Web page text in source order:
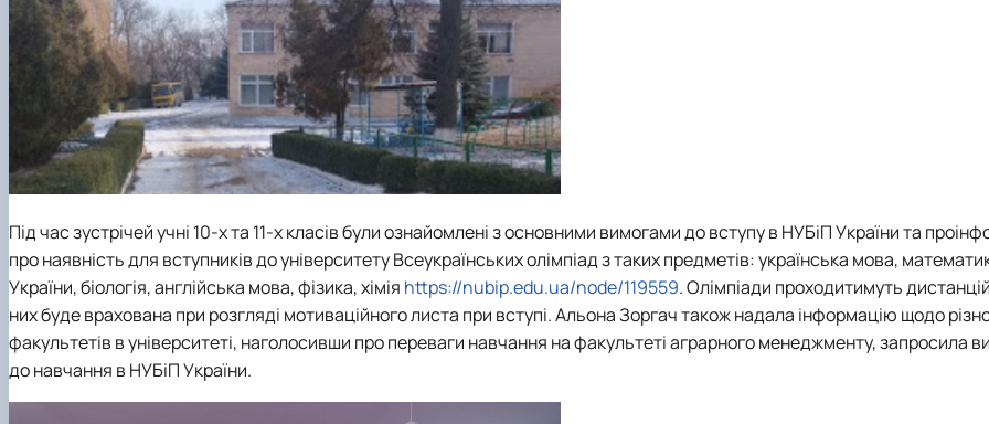
Під час зустрічей учні 10-х та 11-х класів були ознайомлені з основними вимогами до вступу в НУБіП України та
про наявність для вступників до університету Всеукраїнських олімпіад з таких предметів: українська мова,
України, біологія, англійська мова, фізика, хімія https://nubip.edu.ua/node/119559. Олімпіади проходитимуть
них буде врахована при розгляді мотиваційного листа при вступі. Альона Зоргач також надала інформацію щодо
факультетів в університеті, наголосивши про переваги навчання на факультеті аграрного менеджменту, запросила
до навчання в НУБіП України.